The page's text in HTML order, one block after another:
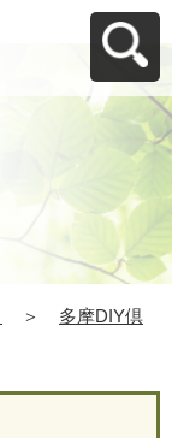
＞
多摩DIY倶